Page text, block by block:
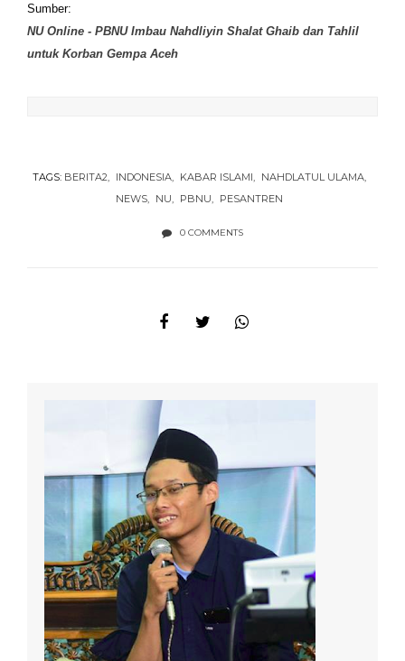
Sumber:
NU Online - PBNU Imbau Nahdliyin Shalat Ghaib dan Tahlil
untuk Korban Gempa Aceh
TAGS: BERITA2 INDONESIA KABAR ISLAMI
NAHDLATUL ULAMA
NEWS
NU PBNU PESANTREN
0 COMMENTS